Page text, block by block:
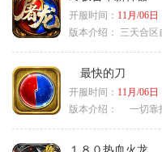
开服时间： 11月/06日
版本介绍：
三天合区
最快的刀
开服时间： 11月/06日
版本介绍：
一切靠